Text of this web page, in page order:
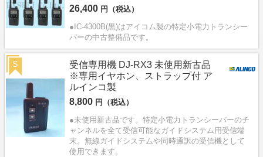
26,400 円（税込）
●IC-4300B(黒)はアイコム製の特定小電力トランシー
バーの中古整備品です。
受信専用機 DJ-RX3 未使用新古品
※専用イヤホン、ストラップ付 ア
ルインコ製
8,800 円（税込）
●未使用新古品です。特定小電力トランシーバーのチ
ャンネルを全て受信可能なガイドシステム用受信端
末。無線ガイドシステムや同時通訳の受信機として
使用できます。
S